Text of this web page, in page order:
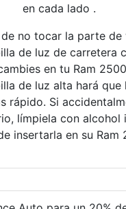
en cada lado .
no tocar la parte de
de luz de carretera
en tu Ram
de luz alta hará que
rápido. Si
límpiela con alcohol
insertarla en su Ram